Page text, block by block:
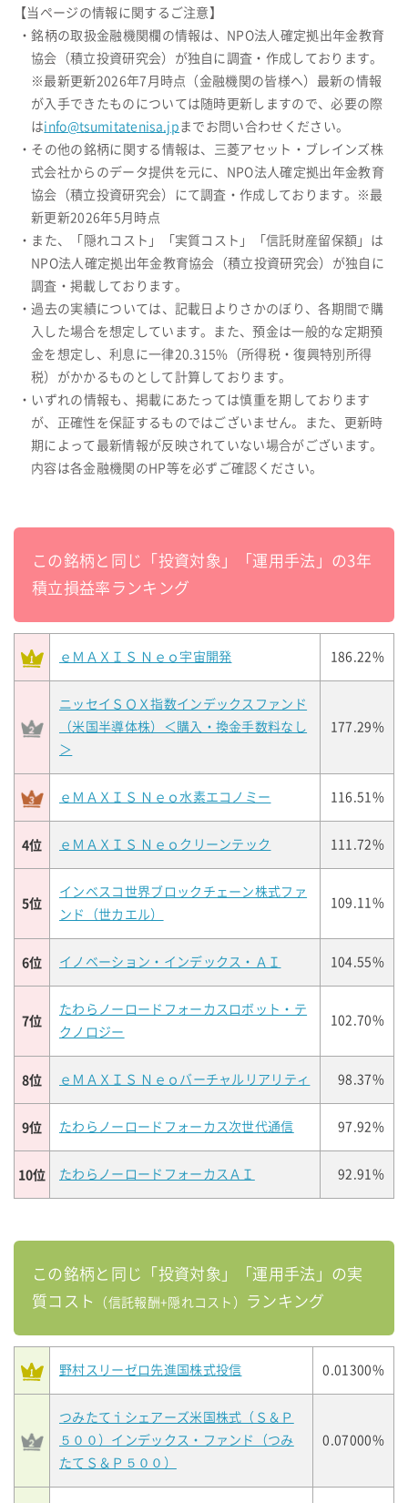
【当ページの情報に関するご注意】
・銘柄の取扱金融機関欄の情報は、NPO法人確定拠出年金教育
協会（積立投資研究会）が独自に調査・作成しております。
※最新更新2026年7月時点（金融機関の皆様へ）最新の情報
が入手できたものについては随時更新しますので、必要の際
はinfo@tsumitatenisa.jp までお問い合わせください。
・その他の銘柄に関する情報は、三菱アセット・ブレインズ株
式会社からのデータ提供を元に、NPO法人確定拠出年金教育
協会（積立投資研究会）にて調査・作成しております。※最
新更新2026年5月時点
・また、「隠れコスト」「実質コスト」「信託財産留保額」は
NPO法人確定拠出年金教育協会（積立投資研究会）が独自に
調査・掲載しております。
・過去の実績については、記載日よりさかのぼり、各期間で購
入した場合を想定しています。また、預金は一般的な定期預
金を想定し、利息に一律20.315%（所得税・復興特別所得
税）がかかるものとして計算しております。
・いずれの情報も、掲載にあたっては慎重を期しております
が、正確性を保証するものではございません。また、更新時
期によって最新情報が反映されていない場合がございます。
内容は各金融機関のHP等を必ずご確認ください。
この銘柄と同じ「投資対象」「運用手法」の3年
積立損益率ランキング
ｅＭＡＸＩＳ Ｎｅｏ宇宙開発 186.22%
ニッセイＳＯＸ指数インデックスファンド
（米国半導体株）＜購入・換金手数料なし
＞
177.29%
ｅＭＡＸＩＳ Ｎｅｏ水素エコノミー 116.51%
4位 ｅＭＡＸＩＳ Ｎｅｏクリーンテック 111.72%
5位
インベスコ世界ブロックチェーン株式ファ
ンド（世カエル）
109.11%
6位 イノベーション・インデックス・ＡＩ 104.55%
7位
たわらノーロードフォーカスロボット・テ
クノロジー
102.70%
8位 ｅＭＡＸＩＳ Ｎｅｏバーチャルリアリティ 98.37%
9位 たわらノーロードフォーカス次世代通信 97.92%
10位 たわらノーロードフォーカスＡＩ 92.91%
この銘柄と同じ「投資対象」「運用手法」の実
質コスト
（信託報酬+隠れコスト） ランキング
野村スリーゼロ先進国株式投信 0.01300%
つみたてｉシェアーズ米国株式（Ｓ＆Ｐ
５００）インデックス・ファンド（つみ
たてＳ＆Ｐ５００）
0.07000%